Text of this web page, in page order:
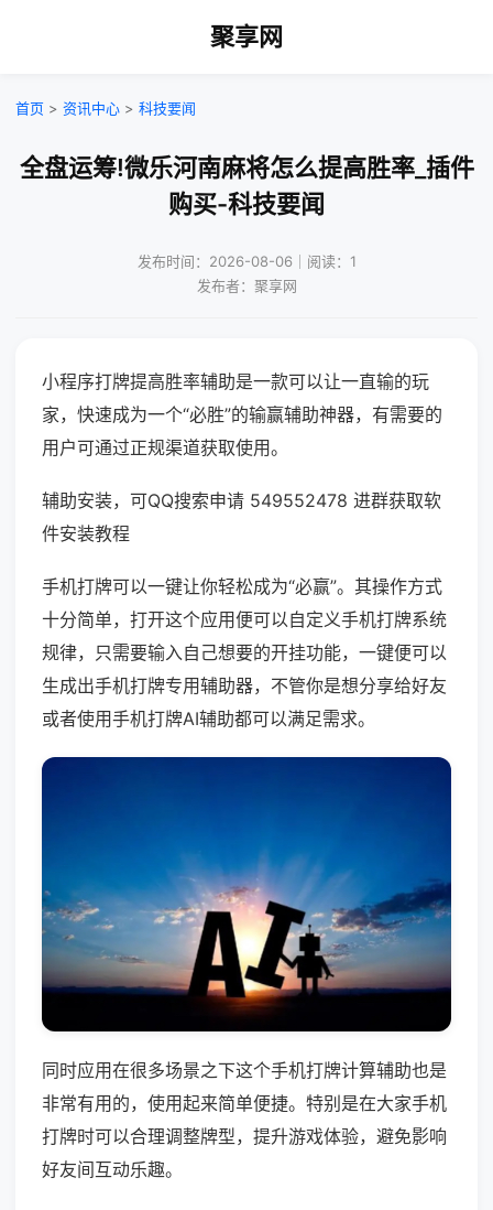
聚享网
首页 > 资讯中心 > 科技要闻
全盘运筹!微乐河南麻将怎么提高胜率_插件
购买-科技要闻
发布时间：2026-08-06｜阅读：1
发布者：聚享网
小程序打牌提高胜率辅助是一款可以让一直输的玩
家，快速成为一个“必胜”的输赢辅助神器，有需要的
用户可通过正规渠道获取使用。
辅助安装，可QQ搜索申请 549552478 进群获取软
件安装教程
手机打牌可以一键让你轻松成为“必赢”。其操作方式
十分简单，打开这个应用便可以自定义手机打牌系统
规律，只需要输入自己想要的开挂功能，一键便可以
生成出手机打牌专用辅助器，不管你是想分享给好友
或者使用手机打牌AI辅助都可以满足需求。
同时应用在很多场景之下这个手机打牌计算辅助也是
非常有用的，使用起来简单便捷。特别是在大家手机
打牌时可以合理调整牌型，提升游戏体验，避免影响
好友间互动乐趣。